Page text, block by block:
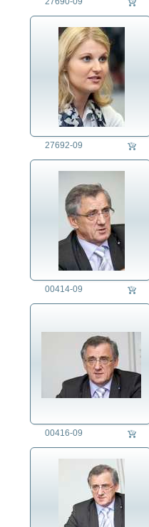
27692-09
00414-09
00416-09